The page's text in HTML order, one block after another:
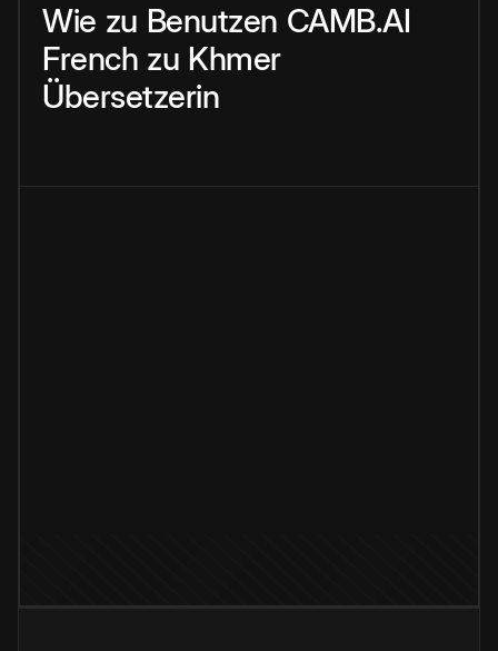
Wie zu Benutzen CAMB.AI
French zu Khmer
Übersetzerin